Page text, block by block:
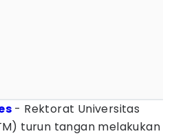
- Rektorat Universitas
turun tangan melakukan